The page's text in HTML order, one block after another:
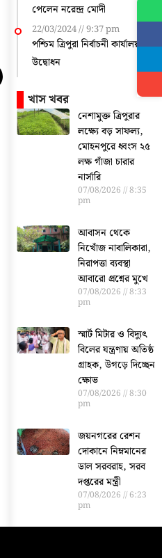
পেলেন নরেন্দ্র মোদী
পশ্চিম ত্রিপুরা নির্বাচনী কার্যালয়
উদ্বোধন
22/03/2024 9:37 pm
খাস খবর
নেশামুক্ত ত্রিপুরার
লক্ষ্যে বড় সাফল্য,
মোহনপুরে ধ্বংস ২৫
লক্ষ গাঁজা চারার
নার্সারি
07/08/2026 8:35
pm
আবাসন থেকে
নিখোঁজ নাবালিকারা,
নিরাপত্তা ব্যবস্থা
আবারো প্রশ্নের মুখে
07/08/2026 8:33
pm
স্মার্ট মিটার ও বিদ্যুৎ
বিলের যন্ত্রণায় অতিষ্ঠ
গ্রাহক, উগড়ে দিচ্ছেন
ক্ষোভ
07/08/2026 8:30
pm
জয়নগরের রেশন
দোকানে নিম্নমানের
ডাল সরবরাহ, সরব
দপ্তরের মন্ত্রী
07/08/2026 6:23
pm